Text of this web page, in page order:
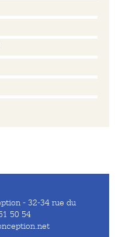
- 32-34 rue du
50 54